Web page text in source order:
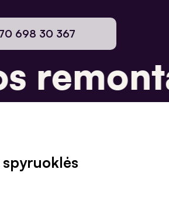
698 30 367
spyruoklės